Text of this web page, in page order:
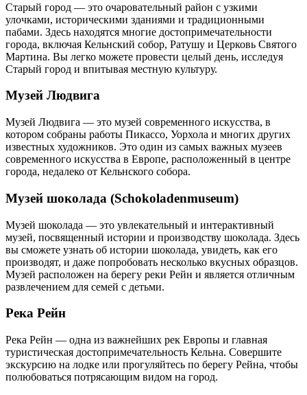
Старый город — это очаровательный район с узкими
улочками, историческими зданиями и традиционными
пабами. Здесь находятся многие достопримечательности
города, включая Кельнский собор, Ратушу и Церковь Святого
Мартина. Вы легко можете провести целый день, исследуя
Старый город и впитывая местную культуру.
Музей Людвига
Музей Людвига — это музей современного искусства, в
котором собраны работы Пикассо, Уорхола и многих других
известных художников. Это один из самых важных музеев
современного искусства в Европе, расположенный в центре
города, недалеко от Кельнского собора.
Музей шоколада (Schokoladenmuseum)
Музей шоколада — это увлекательный и интерактивный
музей, посвященный истории и производству шоколада. Здесь
вы сможете узнать об истории шоколада, увидеть, как его
производят, и даже попробовать несколько вкусных образцов.
Музей расположен на берегу реки Рейн и является отличным
развлечением для семей с детьми.
Река Рейн
Река Рейн — одна из важнейших рек Европы и главная
туристическая достопримечательность Кельна. Совершите
экскурсию на лодке или прогуляйтесь по берегу Рейна, чтобы
полюбоваться потрясающим видом на город.